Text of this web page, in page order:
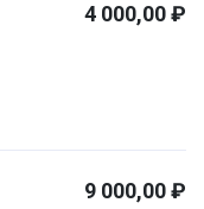
4 000,00 ₽
9 000,00 ₽